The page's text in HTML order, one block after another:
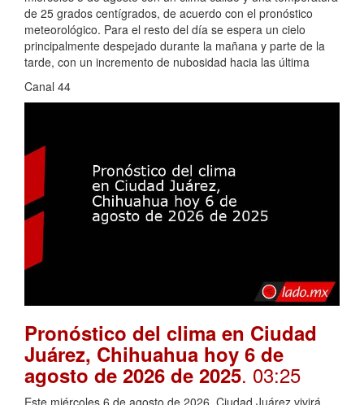
de 25 grados centígrados, de acuerdo con el pronóstico
meteorológico. Para el resto del día se espera un cielo
principalmente despejado durante la mañana y parte de la
tarde, con un incremento de nubosidad hacia las última
Canal 44
Pronóstico del clima en Ciudad
Juárez, Chihuahua hoy 6 de
agosto de 2026 de 2025. 03:25
Este miércoles 6 de agosto de 2026, Ciudad Juárez vivirá